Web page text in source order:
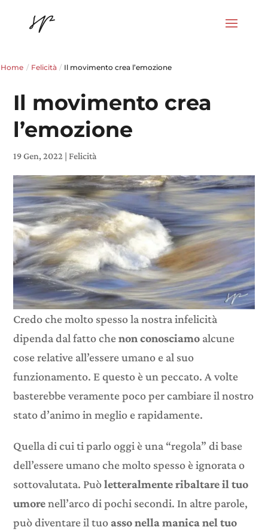
Home / Felicità / Il movimento crea l’emozione
Il movimento crea
l’emozione
19 Gen, 2022 |Felicità
Credo che molto spesso la nostra infelicità
dipenda dal fatto chenon conosciamo alcune
cose relative all’essere umano e al suo
funzionamento. E questo è un peccato. A volte
basterebbe veramente poco per cambiare il nostro
stato d’animo in meglio e rapidamente.
Quella di cui ti parlo oggi è una “regola” di base
dell’essere umano che molto spesso è ignorata o
sottovalutata. Puòletteralmente ribaltare il tuo
umorenell’arco di pochi secondi. In altre parole,
può diventare il tuoasso nella manica nel tuo